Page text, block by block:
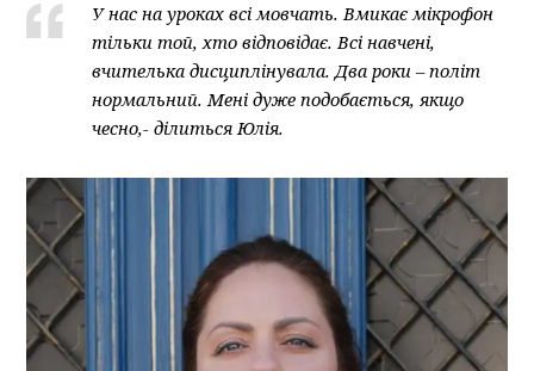
У нас на уроках всі мовчать. Вмикає мікрофон
тільки той, хто відповідає. Всі навчені,
вчителька дисциплінувала. Два роки – політ
нормальний. Мені дуже подобається, якщо
чесно,- ділиться Юлія.